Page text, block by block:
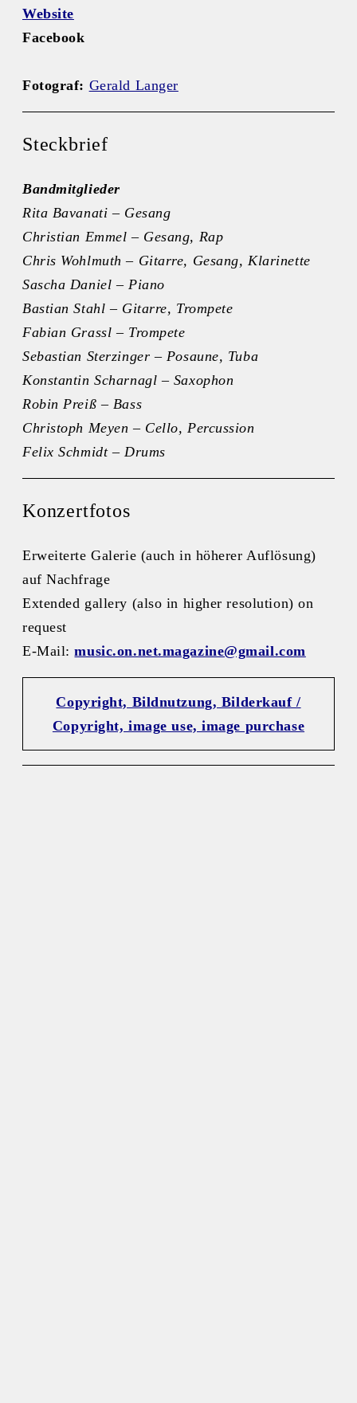
Website
Facebook
Fotograf: Gerald Langer
Steckbrief
Bandmitglieder
Rita Bavanati – Gesang
Christian Emmel – Gesang, Rap
Chris Wohlmuth – Gitarre, Gesang, Klarinette
Sascha Daniel – Piano
Bastian Stahl – Gitarre, Trompete
Fabian Grassl – Trompete
Sebastian Sterzinger – Posaune, Tuba
Konstantin Scharnagl – Saxophon
Robin Preiß – Bass
Christoph Meyen – Cello, Percussion
Felix Schmidt – Drums
Konzertfotos
Erweiterte Galerie (auch in höherer Auflösung)
auf Nachfrage
Extended gallery (also in higher resolution) on
request
E-Mail:music.on.net.magazine@gmail.com
Copyright, Bildnutzung, Bilderkauf /
Copyright, image use, image purchase